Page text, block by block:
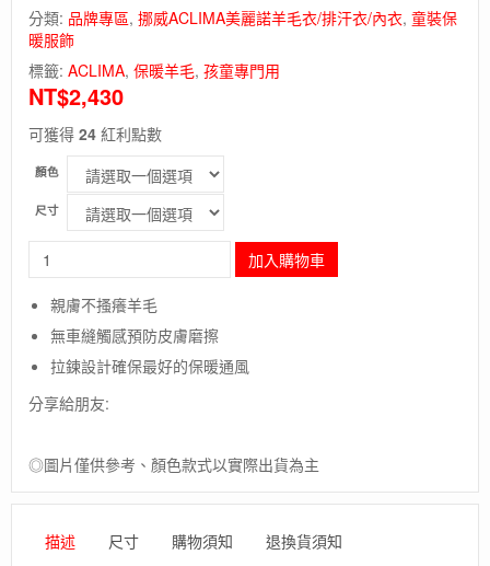
分類: 品牌專區, 挪威ACLIMA美麗諾羊毛衣/排汗衣/內衣, 童裝保
暖服飾
標籤: ACLIMA, 保暖羊毛, 孩童專門用
NT$2,430
可獲得 24 紅利點數
顏色
尺寸
毛
-
挪
威
[ACLIMA]WW
Mockneck
童
高
加入購物車
親膚不搔癢羊毛
無車縫觸感預防皮膚磨擦
拉鍊設計確保最好的保暖通風
分享給朋友:
◎圖片僅供參考、顏色款式以實際出貨為主
描述 尺寸 購物須知 退換貨須知